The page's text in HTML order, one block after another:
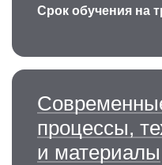
Срок обучения на
процессы,
и материалы